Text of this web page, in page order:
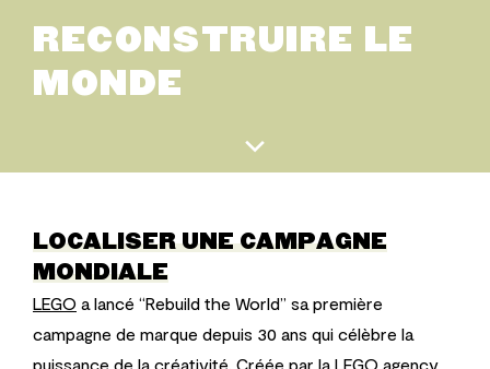
RECONSTRUIRE LE
MONDE
LOCALISER UNE CAMPAGNE
MONDIALE
LEGO a lancé “Rebuild the World” sa première
campagne de marque depuis 30 ans qui célèbre la
puissance de la créativité. Créée par laLEGO agency